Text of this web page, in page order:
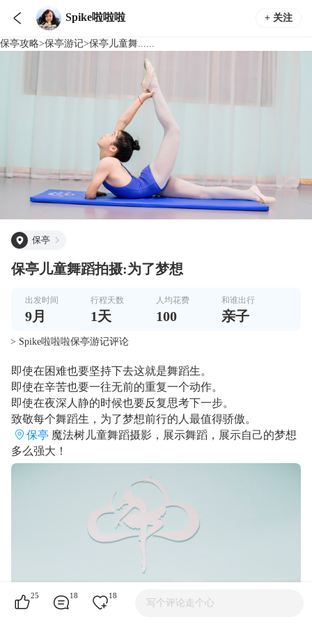
 Spike啦啦啦 + 关注
保亭攻略>保亭游记>保亭儿童舞......
保亭
保亭儿童舞蹈拍摄:为了梦想
出发时间
9月
行程天数
1天
人均花费
100
和谁出行
亲子
> Spike啦啦啦保亭游记评论
即使在困难也要坚持下去这就是舞蹈生。
即使在辛苦也要一往无前的重复一个动作。
即使在夜深人静的时候也要反复思考下一步。
致敬每个舞蹈生，为了梦想前行的人最值得骄傲。
保亭 魔法树儿童舞蹈摄影，展示舞蹈，展示自己的梦想
多么强大！
25 18 18
写个评论走个心